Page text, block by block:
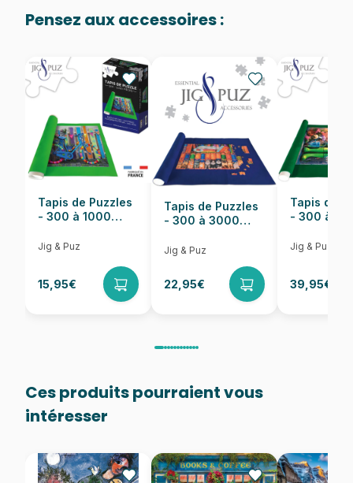
Provenance Puzzles fabriqués en France
EAN 628136659086
Nombre de pièces 1000 pièces
Dimensions 68 x 48 cm
Pensez aux accessoires :
Tapis de Puzzles
- 300 à 1000
Jig & Puz
15,95€
Tapis de Puzzles
- 300 à 3000
Jig & Puz
22,95€
Tapis de
- 300 à
Jig & Puz
39,95€
Ces produits pourraient vous
intéresser